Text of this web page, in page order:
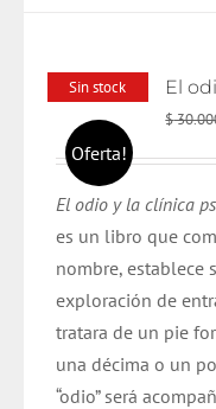
Sin stock
Oferta!
$
El odio y la clínica
es un libro que
nombre, establece
exploración de
tratara de un pie
una décima o un
“odio” será